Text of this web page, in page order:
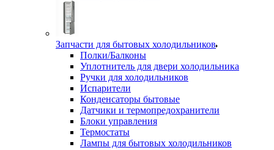
Запчасти для бытовых холодильников
Полки/Балконы
Уплотнитель для двери холодильника
Ручки для холодильников
Испарители
Конденсаторы бытовые
Датчики и термопредохранители
Блоки управления
Термостаты
Лампы для бытовых холодильников